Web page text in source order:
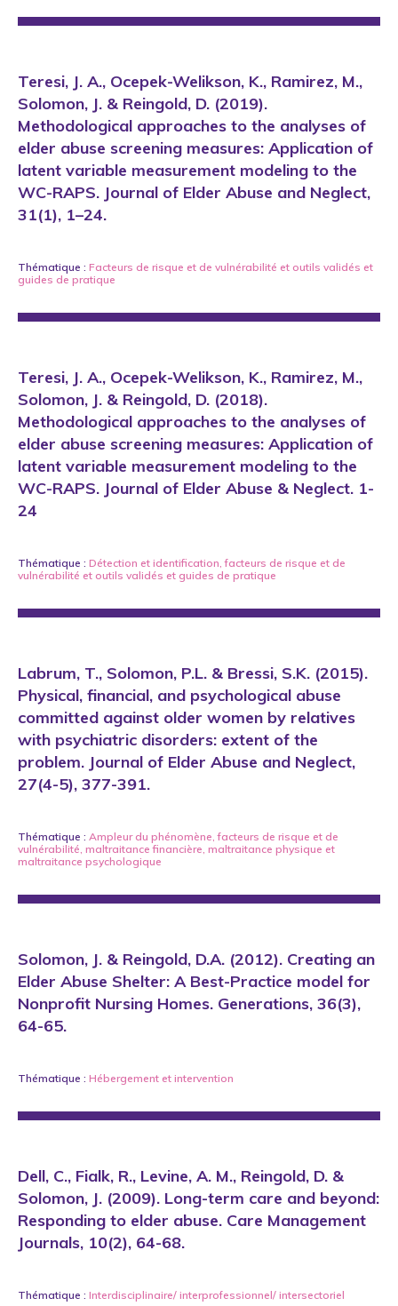
Teresi, J. A., Ocepek-Welikson, K., Ramirez, M.,
Solomon, J. & Reingold, D. (2019).
Methodological approaches to the analyses of
elder abuse screening measures: Application of
latent variable measurement modeling to the
WC-RAPS. Journal of Elder Abuse and Neglect,
31(1), 1–24.
Thématique : Facteurs de risque et de vulnérabilité et outils validés et
guides de pratique
Teresi, J. A., Ocepek-Welikson, K., Ramirez, M.,
Solomon, J. & Reingold, D. (2018).
Methodological approaches to the analyses of
elder abuse screening measures: Application of
latent variable measurement modeling to the
WC-RAPS. Journal of Elder Abuse & Neglect. 1-
24
Thématique : Détection et identification,facteurs de risque et de
vulnérabilité et outils validés et guides de pratique
Labrum, T., Solomon, P.L. & Bressi, S.K. (2015).
Physical, financial, and psychological abuse
committed against older women by relatives
with psychiatric disorders: extent of the
problem. Journal of Elder Abuse and Neglect,
27(4-5), 377-391.
Thématique : Ampleur du phénomène,facteurs de risque et de
vulnérabilité, maltraitance financière, maltraitance physique et
maltraitance psychologique
Solomon, J. & Reingold, D.A. (2012). Creating an
Elder Abuse Shelter: A Best-Practice model for
Nonprofit Nursing Homes. Generations, 36(3),
64-65.
Thématique : Hébergement et intervention
Dell, C., Fialk, R., Levine, A. M., Reingold, D. &
Solomon, J. (2009). Long-term care and beyond:
Responding to elder abuse. Care Management
Journals, 10(2), 64-68.
Thématique : Interdisciplinaire/ interprofessionnel/ intersectoriel